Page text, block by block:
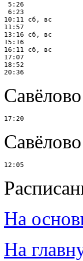
5:26
6:23
10:11 сб, вс
11:57
13:16 сб, вс
15:16
16:11 сб, вс
17:07
18:52
На
На